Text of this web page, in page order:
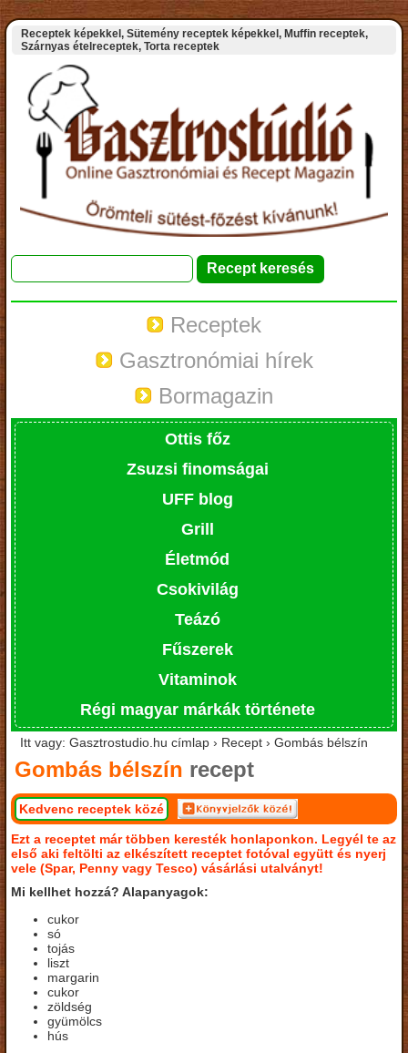
Receptek képekkel, Sütemény receptek képekkel, Muffin receptek,
Szárnyas ételreceptek, Torta receptek
Receptek
Gasztronómiai hírek
Bormagazin
Ottis főz
Zsuzsi finomságai
UFF blog
Grill
Életmód
Csokivilág
Teázó
Fűszerek
Vitaminok
Régi magyar márkák története
Itt vagy: Gasztrostudio.hu címlap › Recept › Gombás bélszín
Gombás bélszín recept
Kedvenc receptek közé
Ezt a receptet már többen keresték honlaponkon. Legyél te az
első aki feltölti az elkészített receptet fotóval együtt és nyerj
vele (Spar, Penny vagy Tesco) vásárlási utalványt!
Mi kellhet hozzá? Alapanyagok:
cukor
só
tojás
liszt
margarin
cukor
zöldség
gyümölcs
hús